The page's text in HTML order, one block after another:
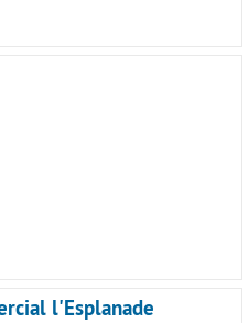
l'Esplanade